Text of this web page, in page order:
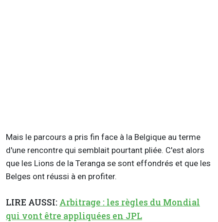
Mais le parcours a pris fin face à la Belgique au terme
d'une rencontre qui semblait pourtant pliée. C'est alors
que les Lions de la Teranga se sont effondrés et que les
Belges ont réussi à en profiter.
LIRE AUSSI: Arbitrage : les règles du Mondial
qui vont être appliquées en JPL